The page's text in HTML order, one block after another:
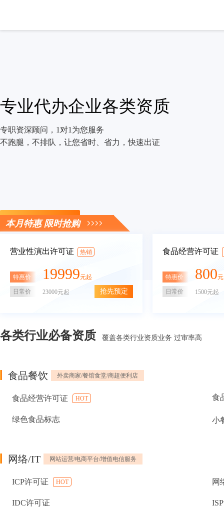
专业代办企业各类资质
专职资深顾问，1对1为您服务
不跑腿，不排队，让您省时、省力，快速出证
立即咨询
本月特惠 限时抢购
营业性演出许可证 热销
特惠价 19999元起
日常价 23000元起 抢先预定
食品经营许可证
特惠价 800
日常价 1500元起
各类行业必备资质 覆盖各类行业资质业务 过审率高
食品餐饮 外卖商家/餐馆食堂/商超便利店
食品经营许可证 HOT 食
绿色食品标志 小
网络/IT 网站运营/电商平台/增值电信服务
ICP许可证 HOT 网
IDC许可证